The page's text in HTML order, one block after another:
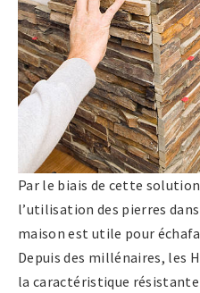
Par le biais de cette
l’utilisation des pierres
maison est utile pour
Depuis des millénaires, les
la caractéristique